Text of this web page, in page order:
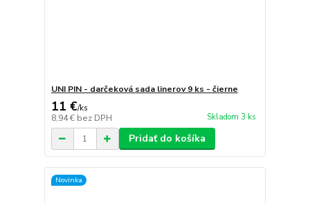
UNI PIN - darčeková sada linerov 9 ks - čierne
11 €/ks
8,94 € bez DPH Skladom 3 ks
Pridať do košíka
Novinka